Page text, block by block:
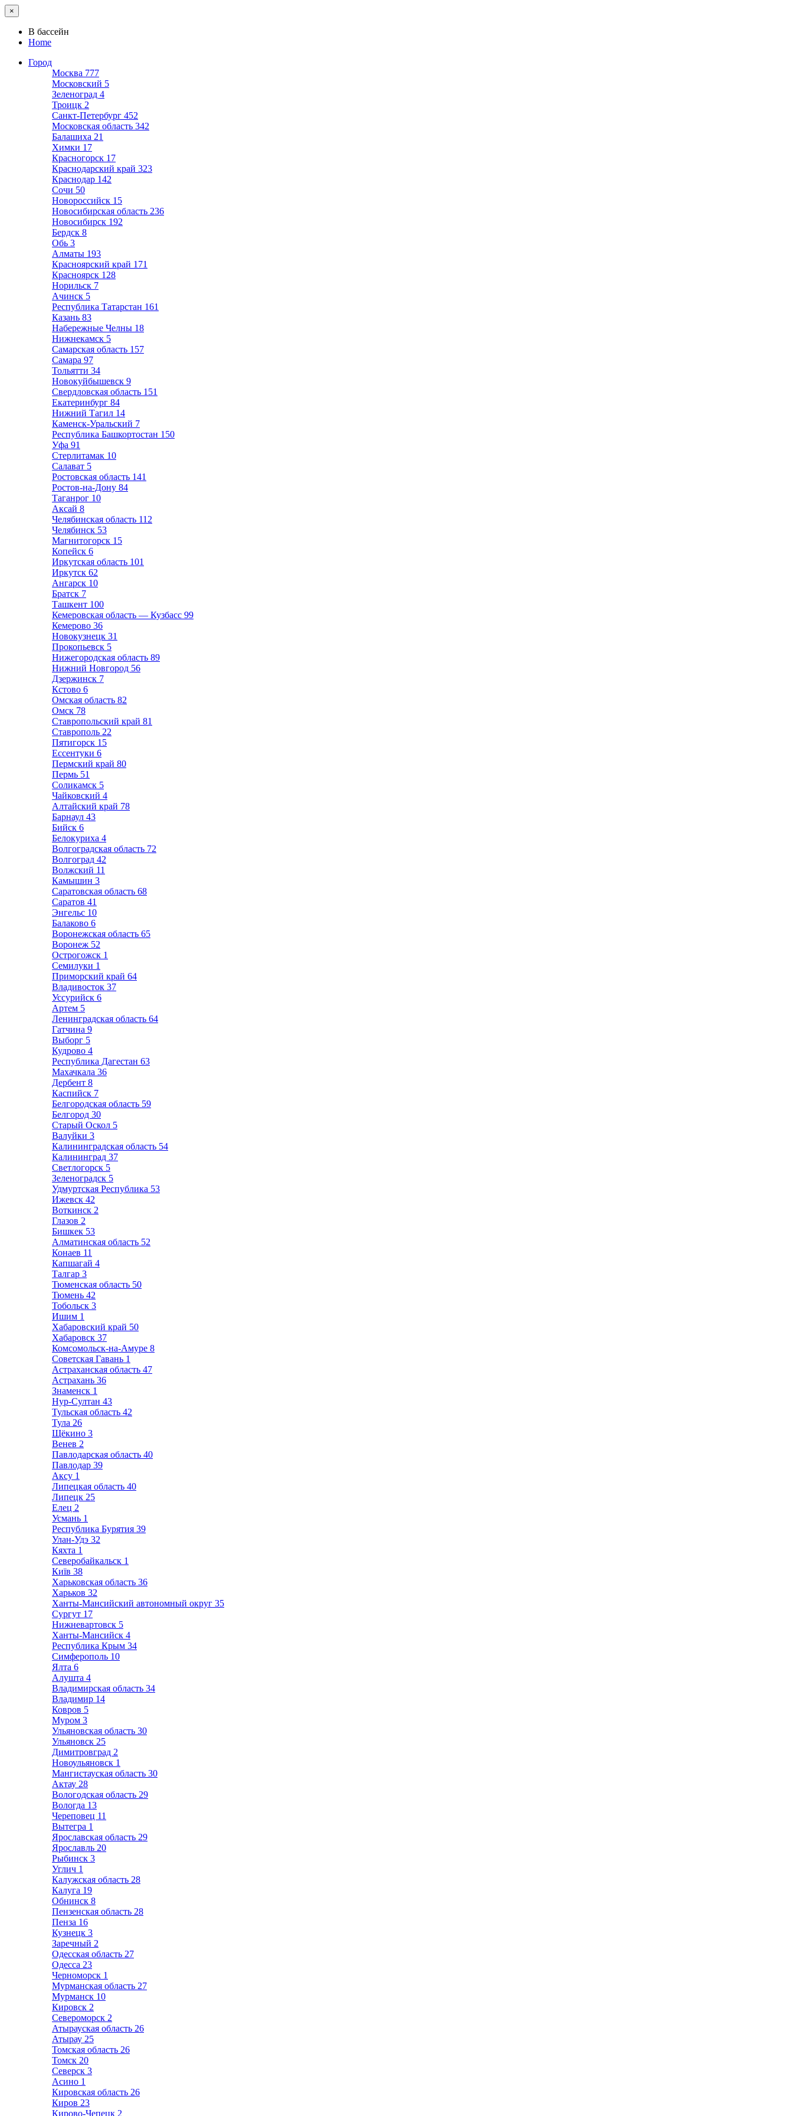
×
В бассейн
Home
Город
Москва 777
Московский 5
Зеленоград 4
Троицк 2
Санкт-Петербург 452
Московская область 342
Балашиха 21
Химки 17
Красногорск 17
Краснодарский край 323
Краснодар 142
Сочи 50
Новороссийск 15
Новосибирская область 236
Новосибирск 192
Бердск 8
Обь 3
Алматы 193
Красноярский край 171
Красноярск 128
Норильск 7
Ачинск 5
Республика Татарстан 161
Казань 83
Набережные Челны 18
Нижнекамск 5
Самарская область 157
Самара 97
Тольятти 34
Новокуйбышевск 9
Свердловская область 151
Екатеринбург 84
Нижний Тагил 14
Каменск-Уральский 7
Республика Башкортостан 150
Уфа 91
Стерлитамак 10
Салават 5
Ростовская область 141
Ростов-на-Дону 84
Таганрог 10
Аксай 8
Челябинская область 112
Челябинск 53
Магнитогорск 15
Копейск 6
Иркутская область 101
Иркутск 62
Ангарск 10
Братск 7
Ташкент 100
Кемеровская область — Кузбасс 99
Кемерово 36
Новокузнецк 31
Прокопьевск 5
Нижегородская область 89
Нижний Новгород 56
Дзержинск 7
Кстово 6
Омская область 82
Омск 78
Ставропольский край 81
Ставрополь 22
Пятигорск 15
Ессентуки 6
Пермский край 80
Пермь 51
Соликамск 5
Чайковский 4
Алтайский край 78
Барнаул 43
Бийск 6
Белокуриха 4
Волгоградская область 72
Волгоград 42
Волжский 11
Камышин 3
Саратовская область 68
Саратов 41
Энгельс 10
Балаково 6
Воронежская область 65
Воронеж 52
Острогожск 1
Семилуки 1
Приморский край 64
Владивосток 37
Уссурийск 6
Артем 5
Ленинградская область 64
Гатчина 9
Выборг 5
Кудрово 4
Республика Дагестан 63
Махачкала 36
Дербент 8
Каспийск 7
Белгородская область 59
Белгород 30
Старый Оскол 5
Валуйки 3
Калининградская область 54
Калининград 37
Светлогорск 5
Зеленоградск 5
Удмуртская Республика 53
Ижевск 42
Воткинск 2
Глазов 2
Бишкек 53
Алматинская область 52
Конаев 11
Капшагай 4
Талгар 3
Тюменская область 50
Тюмень 42
Тобольск 3
Ишим 1
Хабаровский край 50
Хабаровск 37
Комсомольск-на-Амуре 8
Советская Гавань 1
Астраханская область 47
Астрахань 36
Знаменск 1
Нур-Султан 43
Тульская область 42
Тула 26
Щёкино 3
Венев 2
Павлодарская область 40
Павлодар 39
Аксу 1
Липецкая область 40
Липецк 25
Елец 2
Усмань 1
Республика Бурятия 39
Улан-Удэ 32
Кяхта 1
Северобайкальск 1
Київ 38
Харьковская область 36
Харьков 32
Ханты-Мансийский автономный округ 35
Сургут 17
Нижневартовск 5
Ханты-Мансийск 4
Республика Крым 34
Симферополь 10
Ялта 6
Алушта 4
Владимирская область 34
Владимир 14
Ковров 5
Муром 3
Ульяновская область 30
Ульяновск 25
Димитровград 2
Новоульяновск 1
Мангистауская область 30
Актау 28
Вологодская область 29
Вологда 13
Череповец 11
Вытегра 1
Ярославская область 29
Ярославль 20
Рыбинск 3
Углич 1
Калужская область 28
Калуга 19
Обнинск 8
Пензенская область 28
Пенза 16
Кузнецк 3
Заречный 2
Одесская область 27
Одесса 23
Черноморск 1
Мурманская область 27
Мурманск 10
Кировск 2
Североморск 2
Атырауская область 26
Атырау 25
Томская область 26
Томск 20
Северск 3
Асино 1
Кировская область 26
Киров 23
Кирово-Чепецк 2